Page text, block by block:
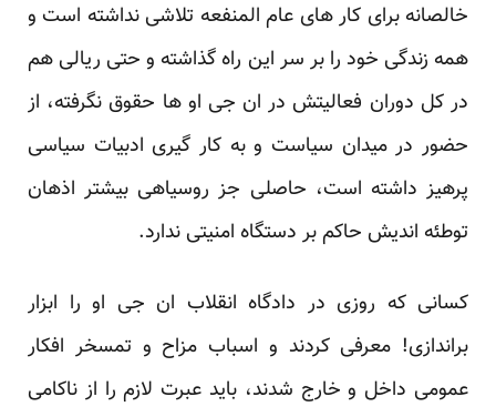
‏خالصانه برای کار های عام المنفعه تلاشی نداشته است و
همه زندگی خود را بر سر این راه گذاشته و حتی ریالی ‏هم
در کل دوران فعالیتش در ان جی او ها حقوق نگرفته، از
حضور در میدان سیاست و به کار گیری ادبیات ‏سیاسی
پرهیز داشته است، حاصلی جز روسیاهی بیشتر اذهان
توطئه اندیش حاکم بر دستگاه امنیتی ندارد. ‏
کسانی که روزی در دادگاه انقلاب ان جی او را ابزار
براندازی! معرفی کردند و اسباب مزاح و تمسخر افکار
‏عمومی داخل و خارج شدند، باید عبرت لازم را از ناکامی